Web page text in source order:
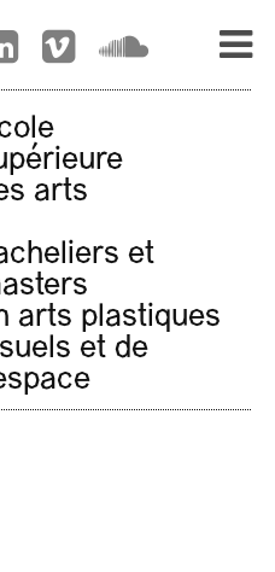
arts
et
arts plastiques
et de